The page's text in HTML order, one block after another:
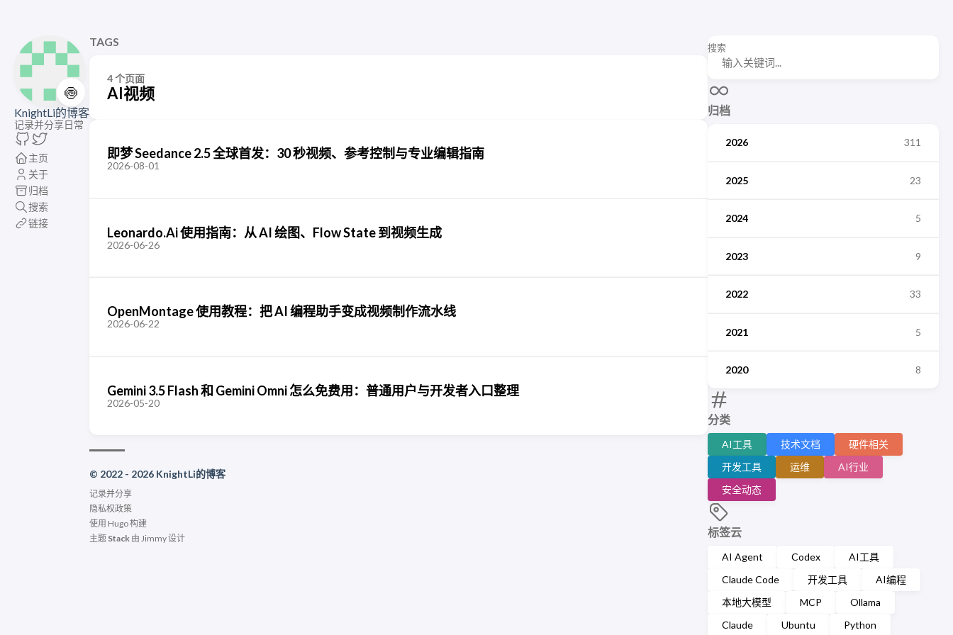
🍥
KnightLi的博客
记录并分享日常
主页
关于
归档
搜索
链接
搜索
归档
2026 311
2025 23
2024 5
2023 9
2022 33
2021 5
2020 8
分类
AI工具 技术文档
硬件相关
开发工具
运维
AI行业
安全动态
标签云
AI Agent Codex
AI工具
Claude Code
开发工具
AI编程
本地大模型
MCP
Ollama
Claude
Ubuntu Python
TAGS
4 个页面
AI视频
即梦 Seedance 2.5 全球首发：30 秒视频、参考控制与专业编辑指南
2026-08-01
Leonardo.Ai 使用指南：从 AI 绘图、Flow State 到视频生成
2026-06-26
OpenMontage 使用教程：把 AI 编程助手变成视频制作流水线
2026-06-22
Gemini 3.5 Flash 和 Gemini Omni 怎么免费用：普通用户与开发者入口整理
2026-05-20
© 2022 - 2026 KnightLi的博客
记录并分享
隐私权政策
使用 Hugo构建
主题 Stack 由 Jimmy设计